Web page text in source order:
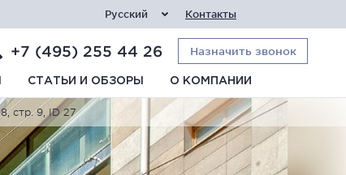
Русский Контакты
+7 (495) 255 44 26 Назначить звонок
СТАТЬИ И ОБЗОРЫ О КОМПАНИИ
стр. 9, ID 27